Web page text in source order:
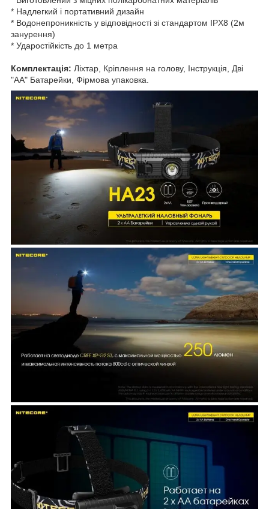
* Надлегкий і портативний дизайн
* Водонепроникність у відповідності зі стандартом IPX8 (2м
занурення)
* Ударостійкість до 1 метра
Комплектація: Ліхтар, Кріплення на голову, Інструкція, Дві
"AA" Батарейки, Фірмова упаковка.